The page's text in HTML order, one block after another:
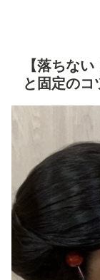
【落ちな
と固定のコ